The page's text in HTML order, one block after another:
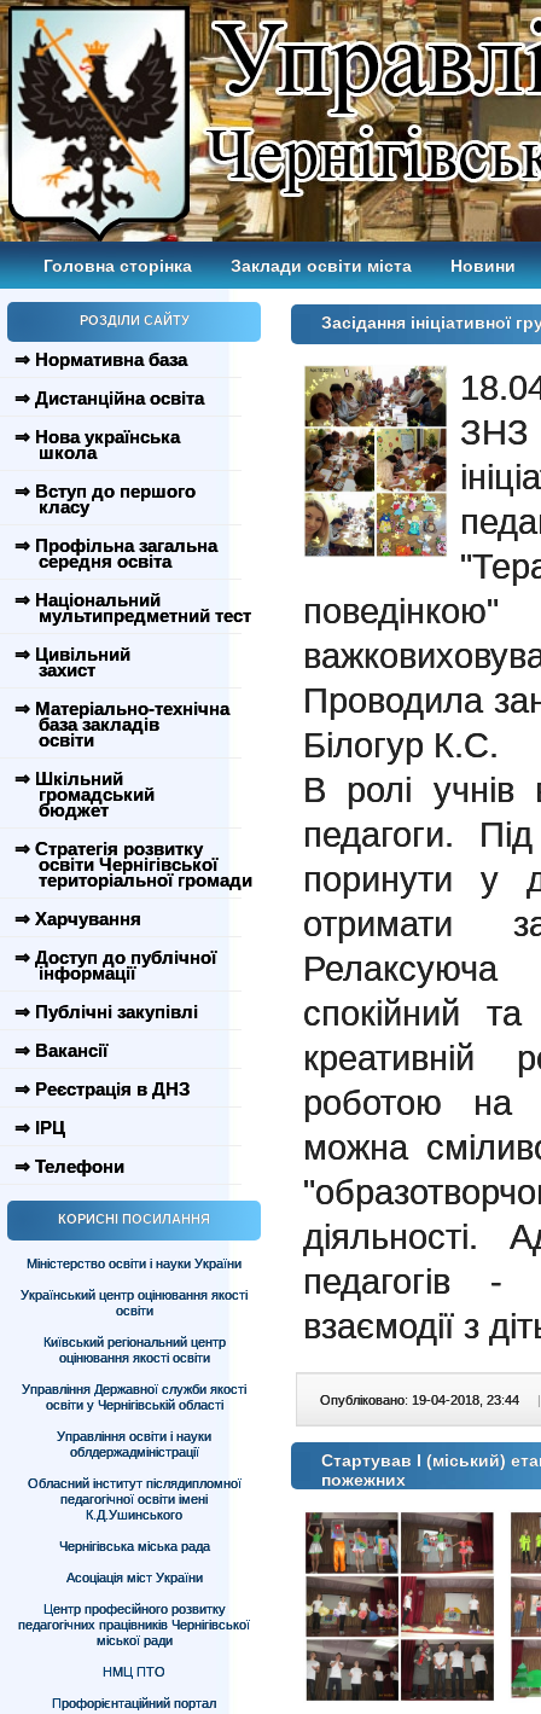
Головна сторінка Заклади освіти міста Новини
РОЗДІЛИ САЙТУ
⇒ Нормативна база
⇒ Дистанційна освіта
⇒ Нова українська
школа
⇒ Вступ до першого
класу
⇒ Профільна загальна
середня освіта
⇒ Національний
мультипредметний тест
⇒ Цивільний
захист
⇒ Матеріально-технічна
база закладів
освіти
⇒ Шкільний
громадський
бюджет
⇒ Стратегія розвитку
освіти Чернігівської
територіальної громади
⇒ Харчування
⇒ Доступ до публічної
інформації
⇒ Публічні закупівлі
⇒ Вакансії
⇒ Реєстрація в ДНЗ
⇒ ІРЦ
⇒ Телефони
КОРИСНІ ПОСИЛАННЯ
Міністерство освіти і науки України
Український центр оцінювання якості
освіти
Київський регіональний центр
оцінювання якості освіти
Управління Державної служби якості
освіти у Чернігівській області
Управління освіти і науки
облдержадміністрації
Обласний інститут післядипломної
педагогічної освіти імені
К.Д.Ушинського
Чернігівська міська рада
Асоціація міст України
Центр професійного розвитку
педагогічних працівників Чернігівської
міської ради
НМЦ ПТО
Профорієнтаційний портал
Засідання ініціативної
ЗНЗ
Проводила
Білогур К.С.
В ролі учнів
педагоги.
поринути у
отримати
Релаксуюча
спокійний
креативній
роботою на
можна
діяльності.
педагогів
взаємодії з
Опубліковано: 19-04-2018, 23:44 |
Стартував І (міський)
пожежних